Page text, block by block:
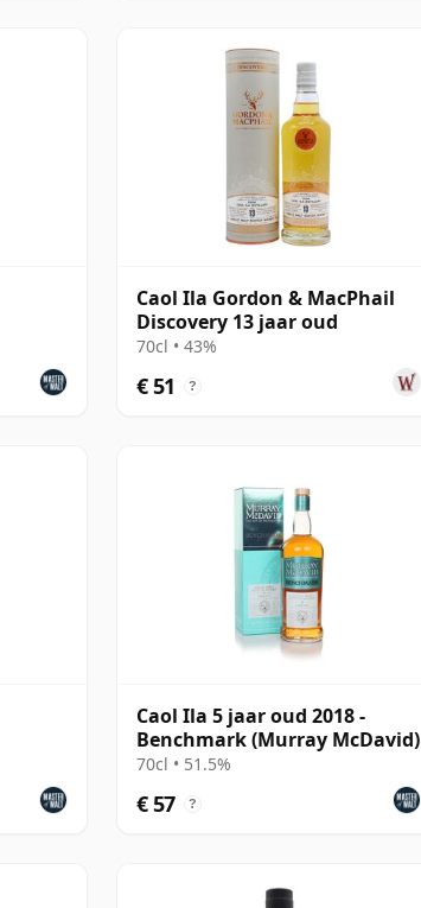
Caol Ila Gordon & MacPhail
Discovery 13 jaar oud
70cl • 43%
€ 51 ?
Caol Ila 5 jaar oud 2018 -
Benchmark (Murray McDavid)
70cl • 51.5%
€ 57 ?